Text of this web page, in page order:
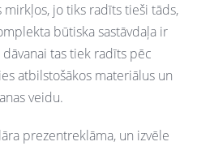
mirkļos, jo tiks radīts tieši tāds,
būtiska sastāvdaļa ir
tas tiek radīts pēc
atbilstošākos materiālus un
veidu.
prezentreklāma, un izvēle